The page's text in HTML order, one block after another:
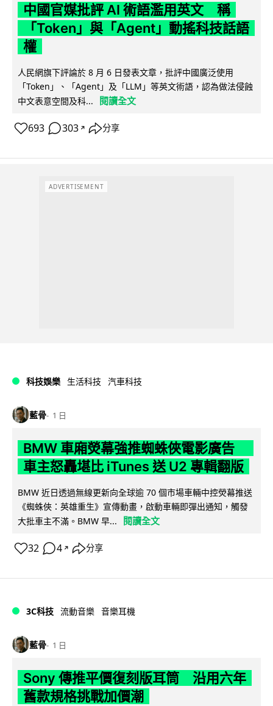
中國官媒批評 AI 術語濫用英文 稱
「Token」與「Agent」動搖科技話語
權
人民網旗下評論於 8 月 6 日發表文章，批評中國廣泛使用
「Token」、「Agent」及「LLM」等英文術語，認為做法侵蝕
中文表意空間及科...
閱讀全文
693 303 ↗ 分享
ADVERTISEMENT
科技娛樂 生活科技 汽車科技
藍骨 1 日
BMW 車廂熒幕強推蜘蛛俠電影廣告
車主怒轟堪比 iTunes 送 U2 專輯翻版
BMW 近日透過無線更新向全球逾 70 個市場車輛中控熒幕推送
《蜘蛛俠：英雄重生》宣傳動畫，啟動車輛即彈出通知，觸發
大批車主不滿。BMW 早...
閱讀全文
32 4 ↗ 分享
3C科技 流動音樂 音樂耳機
藍骨 1 日
Sony 傳推平價復刻版耳筒 沿用六年
舊款規格挑戰加價潮